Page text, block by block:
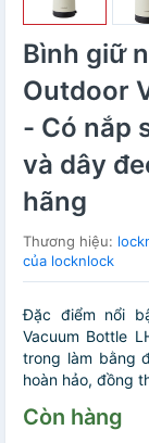
Bình giữ
Outdoor
- Có nắp
và dây
hãng
Thương hiệu:
của locknlock
Đặc điểm nổi
Vacuum Bottle
trong làm bằng
hoàn hảo, đồng
Còn hàng